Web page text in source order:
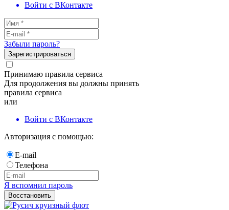
Войти с ВКонтакте
Забыли пароль?
Зарегистрироваться
Принимаю правила сервиса
Для продолжения вы должны принять
правила сервиса
или
Войти с ВКонтакте
Авторизация с помощью:
E-mail
Телефона
Я вспомнил пароль
Восстановить